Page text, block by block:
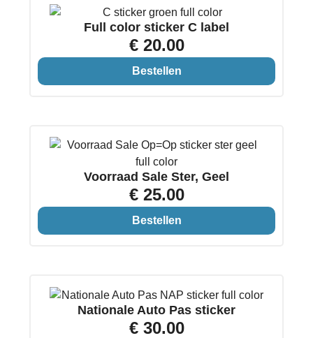
Full color sticker C label
€ 20.00
Bestellen
Voorraad Sale Ster, Geel
€ 25.00
Bestellen
Nationale Auto Pas sticker
€ 30.00